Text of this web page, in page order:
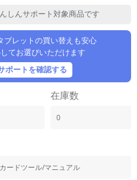
しんサポート対象商品です
ブレットの買い替えも安心
てお選びいただけます
ポートを確認する
在庫数
0
ードツール/マニュアル